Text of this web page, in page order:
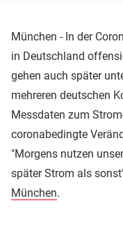
München - In der
in Deutschland
gehen auch später
mehreren deutschen
Messdaten zum
coronabedingte
"Morgens nutzen
später Strom als
München.